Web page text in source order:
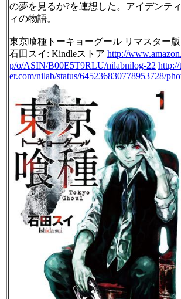
の夢を見るか?を連想した。アイデンテ
ィの物語。
東京喰種トーキョーグール リマスター版
石田スイ: Kindleストア http://
p/o/ASIN/B00E5T9RLU/nilabnilog-22
er.com/nilab/status/645236830778953728/